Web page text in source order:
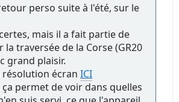
perso suite à l'été, sur le
mais il a fait partie de
traversée de la Corse (GR20
grand plaisir.
résolution écranICI
ça permet de voir dans quelles